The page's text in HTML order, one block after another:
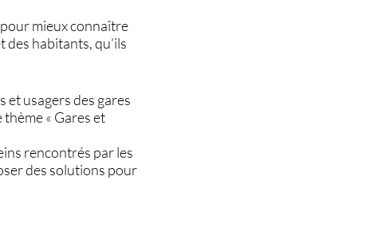
mieux connaître
des habitants, qu’ils
et usagers des gares
« Gares et
rencontrés par les
des solutions pour